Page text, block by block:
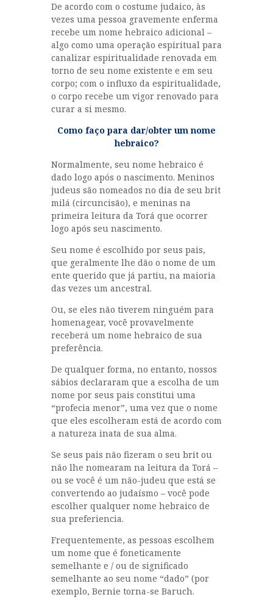
De acordo com o costume judaico, às
vezes uma pessoa gravemente enferma
recebe um nome hebraico adicional –
algo como uma operação espiritual para
canalizar espiritualidade renovada em
torno de seu nome existente e em seu
corpo; com o influxo da espiritualidade,
o corpo recebe um vigor renovado para
curar a si mesmo.
Como faço para dar/obter um nome
hebraico?
Normalmente, seu nome hebraico é
dado logo após o nascimento. Meninos
judeus são nomeados no dia de seu brit
milá (circuncisão), e meninas na
primeira leitura da Torá que ocorrer
logo após seu nascimento.
Seu nome é escolhido por seus pais,
que geralmente lhe dão o nome de um
ente querido que já partiu, na maioria
das vezes um ancestral.
Ou, se eles não tiverem ninguém para
homenagear, você provavelmente
receberá um nome hebraico de sua
preferência.
De qualquer forma, no entanto, nossos
sábios declararam que a escolha de um
nome por seus pais constitui uma
“profecia menor”, uma vez que o nome
que eles escolheram está de acordo com
a natureza inata de sua alma.
Se seus pais não fizeram o seu brit ou
não lhe nomearam na leitura da Torá –
ou se você é um não-judeu que está se
convertendo ao judaísmo – você pode
escolher qualquer nome hebraico de
sua preferiencia.
Frequentemente, as pessoas escolhem
um nome que é foneticamente
semelhante e / ou de significado
semelhante ao seu nome “dado” (por
exemplo, Bernie torna-se Baruch.